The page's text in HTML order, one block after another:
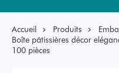
Accueil Produits
Boîte pâtissières décor
100 pièces